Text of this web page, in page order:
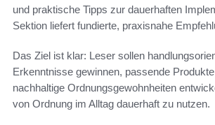
und praktische Tipps zur dauerhaften
Sektion liefert fundierte, praxisnahe
Das Ziel ist klar: Leser sollen
Erkenntnisse gewinnen, passende
nachhaltige Ordnungsgewohnheiten
von Ordnung im Alltag dauerhaft zu nutzen.